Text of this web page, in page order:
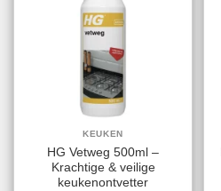
KEUKEN
HG Vetweg 500ml –
Krachtige & veilige
keukenontvetter